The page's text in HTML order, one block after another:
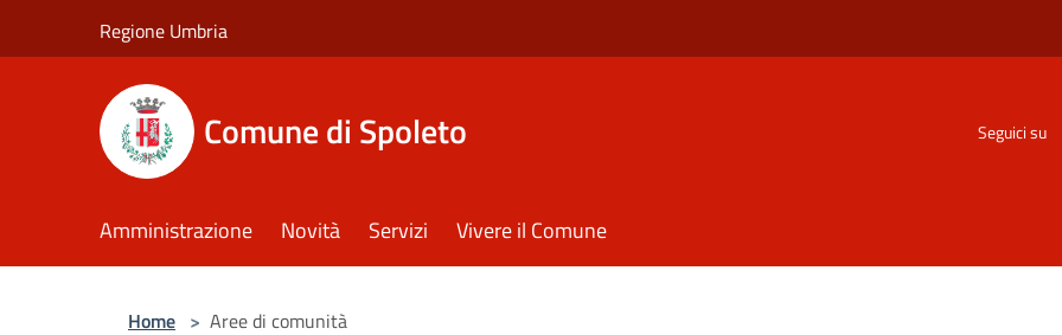
Regione Umbria
Comune di Spoleto Seguici su
Amministrazione Novità Servizi Vivere il Comune
Home > Aree di comunità